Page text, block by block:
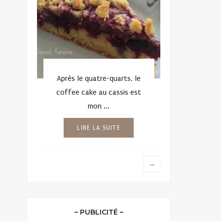
Après le quatre-quarts, le
coffee cake au cassis est
mon ...
LIRE LA SUITE
→
– PUBLICITÉ –